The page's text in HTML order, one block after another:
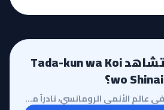
لماذا يجب أن تشاهد Tada-kun wa Koi
wo Shinai؟
مقدمة وقصة الأنميفي عالم الأنمي الرومانسي، نادراً ما نصادف عملاً ينجح في موازنة الهدوء العاطفي مع ال...